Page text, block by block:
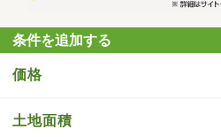
条件を追加する
価格
土地面積